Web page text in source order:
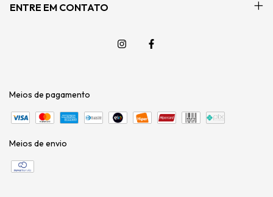
ENTRE EM CONTATO
Meios de pagamento
Meios de envio